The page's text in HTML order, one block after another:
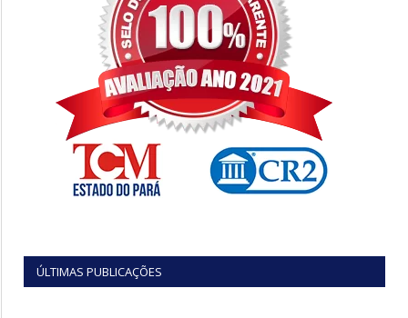
ÚLTIMAS PUBLICAÇÕES